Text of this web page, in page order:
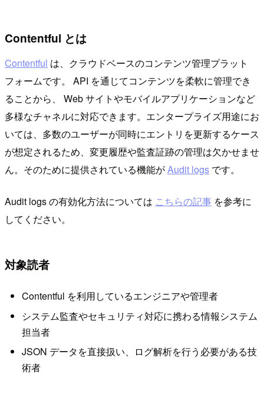
Contentful とは
Contentful は、クラウドベースのコンテンツ管理プラット
フォームです。 API を通じてコンテンツを柔軟に管理でき
ることから、 Web サイトやモバイルアプリケーションなど
多様なチャネルに対応できます。エンタープライズ用途にお
いては、多数のユーザーが同時にエントリを更新するケース
が想定されるため、変更履歴や監査証跡の管理は欠かせませ
ん。そのために提供されている機能がAudit logs です。
Audit logs の有効化方法については こちらの記事 を参考に
してください。
対象読者
Contentful を利用しているエンジニアや管理者
システム監査やセキュリティ対応に携わる情報システム
担当者
JSON データを直接扱い、ログ解析を行う必要がある技
術者